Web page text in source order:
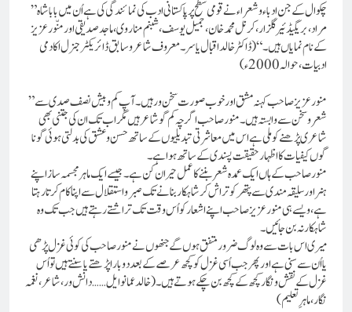
”چکوال کے جن ادباء و شعراء نے قومی سطح پر پاکستانی ادب کی نمائندگی کی ہے اُن میں بابا شاہ
مراد، بریگیڈئیر گلزار، کرنل محمد خان، جمیل یوسف، شبنم مناروی، ماجد صدیقی اور منّور عزیز
کے نام نمایاں ہیں۔“(ڈاکٹر خالد اقبال یاسر۔معروف شاعر و سابق ڈائریکٹر جنرل اکادمی
ادبیات، حوالہ 2000 ء)
”منور عزیز صاحب کہنہ مشق اورخوب صورت سخن ور ہیں۔ آپ کم و بیش نصف صدی سے
شعرو سخن سے وابستہ ہیں۔ منور صاحب اگرچہ کم گو شاعر ہیں مگر اب تک ان کی جتنی بھی
شاعری پڑھنے کو ملی ہے اس میں معاشرتی تبدیلیوں کے ساتھ حسن و عشق کی بدلتی ہوئی گونا
گوں کیفیات کا اظہار حقیقت پسندی کے ساتھ ہواہے۔
منور صاحب کے ہاں ایک عمدہ شعر بننے کا عمل حیران کن ہے۔جیسے ایک ماہر مجسمہ ساز اپنے
ہنر اور سلیقہ مندی سے پتھر کو تراش کر شاہکار بنانے تک صبر و استقلال سے اپنا کام کرتا رہتا
ہے، ویسے ہی منور عزیز صاحب اپنے اشعار کو اُس وقت تک تراشتے رہتے ہیں جب تک وہ
شاہکار نہ بن جائیں۔
میر ی اس بات سے وہ لوگ ضرور متفق ہوں گے جنھوں نے منور صاحب کی کوئی غزل پڑھی
یا اُن سے سنی ہے اور پھر جب اُسی غزل کو کچھ عرصے کے بعد دوبارا پڑھتے یا سنتے ہیں تو اُس
غزل کے نقش و نگار کچھ کے کچھ بن چکے ہوتے ہیں۔(خالد عمانوایل …… دانش ور، شاعر، نغمہ
نگار، ماہرِ تعلیم)